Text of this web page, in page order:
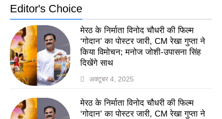
Editor's Choice
मेरठ के निर्माता विनोद चौधरी की फिल्म
‘गोदान’ का पोस्टर जारी, CM रेखा गुप्ता ने
किया विमोचन; मनोज जोशी-उपासना सिंह
दिखेंगे साथ
अक्टूबर 4, 2025
मेरठ के निर्माता विनोद चौधरी की फिल्म
‘गोदान’ का पोस्टर जारी, CM रेखा गुप्ता ने